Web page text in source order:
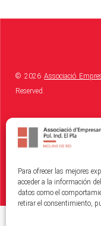
Para ofrecer las mejores
acceder a la información
datos como el
retirar el consentimiento,
© 2026Associació
Reserved.
Política de Cookies|